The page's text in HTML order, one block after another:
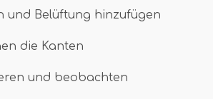
und Belüftung hinzufügen
die Kanten
und beobachten